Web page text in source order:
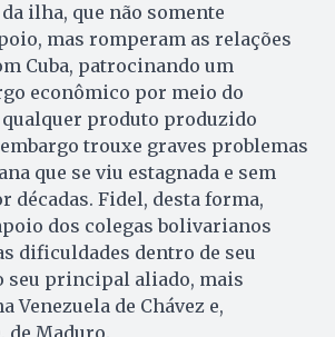
ilha, que não somente
mas romperam as relações
Cuba, patrocinando um
econômico por meio do
qualquer produto produzido
trouxe graves problemas
que se viu estagnada e sem
décadas. Fidel, desta forma,
dos colegas bolivarianos
dificuldades dentro de seu
principal aliado, mais
Venezuela de Chávez e,